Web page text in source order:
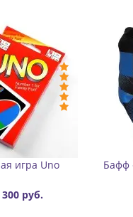
-Цена: 150 руб.
Бафф утепленный
Цена: 450 руб.